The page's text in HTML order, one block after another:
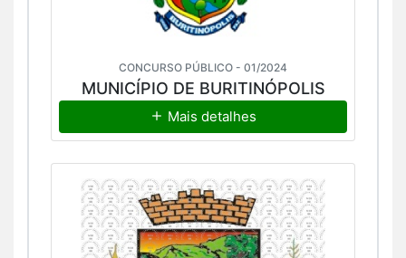
CONCURSO PÚBLICO - 01/2024
MUNICÍPIO DE BURITINÓPOLIS
Mais detalhes